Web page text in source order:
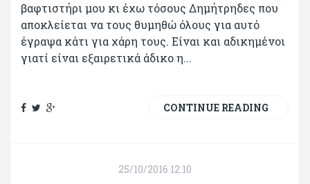
βαφτιστήρι μου κι έχω τόσους Δημήτρηδες που
αποκλείεται να τους θυμηθώ όλους για αυτό
έγραψα κάτι για χάρη τους. Είναι και αδικημένοι
γιατί είναι εξαιρετικά άδικο η...
CONTINUE READING
25/10/2016 12:10